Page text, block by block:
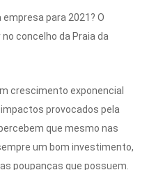
para 2021? O
concelho da Praia da
crescimento exponencial
provocados pela
que mesmo nas
um bom investimento,
poupanças que possuem.